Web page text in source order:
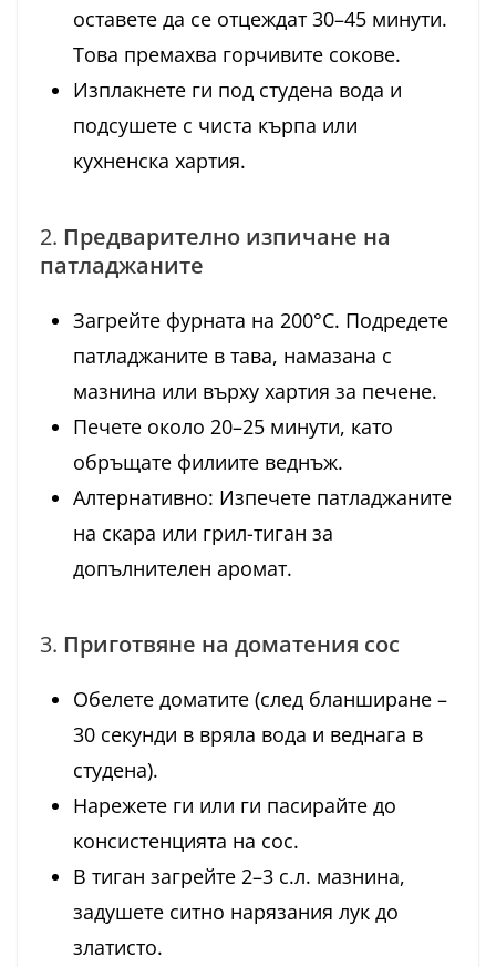
оставете да се отцеждат 30–45 минути.
Това премахва горчивите сокове.
Изплакнете ги под студена вода и
подсушете с чиста кърпа или
кухненска хартия.
2. Предварително изпичане на
патладжаните
Загрейте фурната на 200°C. Подредете
патладжаните в тава, намазана с
мазнина или върху хартия за печене.
Печете около 20–25 минути, като
обръщате филиите веднъж.
Алтернативно: Изпечете патладжаните
на скара или грил-тиган за
допълнителен аромат.
3. Приготвяне на доматения сос
Обелете доматите (след бланширане –
30 секунди в вряла вода и веднага в
студена).
Нарежете ги или ги пасирайте до
консистенцията на сос.
В тиган загрейте 2–3 с.л. мазнина,
задушете ситно нарязания лук до
златисто.